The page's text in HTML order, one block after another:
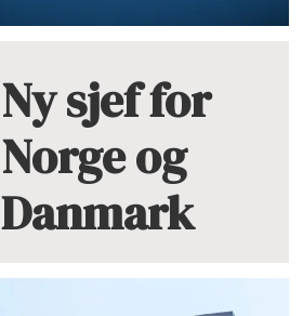
Ny sjef for
Norge og
Danmark